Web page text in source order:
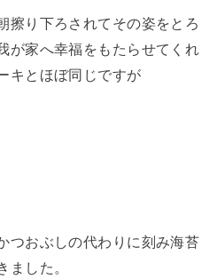
擦り下ろされてその姿をとろ
が家へ幸福をもたらせてくれ
キとほぼ同じですが
つおぶしの代わりに刻み海苔
ました。